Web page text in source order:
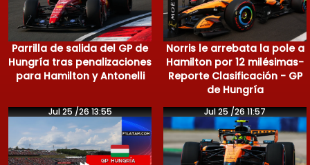
Parrilla de salida del GP de
Hungría tras penalizaciones
para Hamilton y Antonelli
Norris le arrebata la pole a
Hamilton por 12 milésimas-
Reporte Clasificación - GP
de Hungría
Jul 25 /26 13:55 Jul 25 /26 11:57